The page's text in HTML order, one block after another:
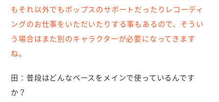
もそれ以外でもポップスのサポートだったりレコーディ
ングのお仕事をいただいたりする事もあるので、そうい
う場合はまた別のキャラクターが必要になってきます
ね。
田： 普段はどんなベースをメインで使っているんです
か？